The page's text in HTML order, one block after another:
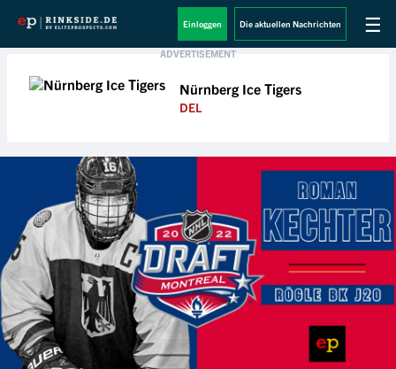
☰
Die aktuellen Nachrichten
Einloggen
Nürnberg Ice Tigers
DEL